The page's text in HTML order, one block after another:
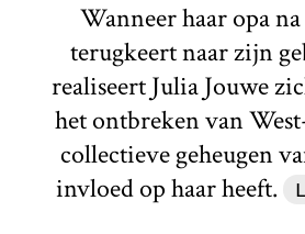
Wanneer haar opa
terugkeert naar zijn
realiseert Julia Jouwe
het ontbreken van
collectieve geheugen
invloed op haar heeft.